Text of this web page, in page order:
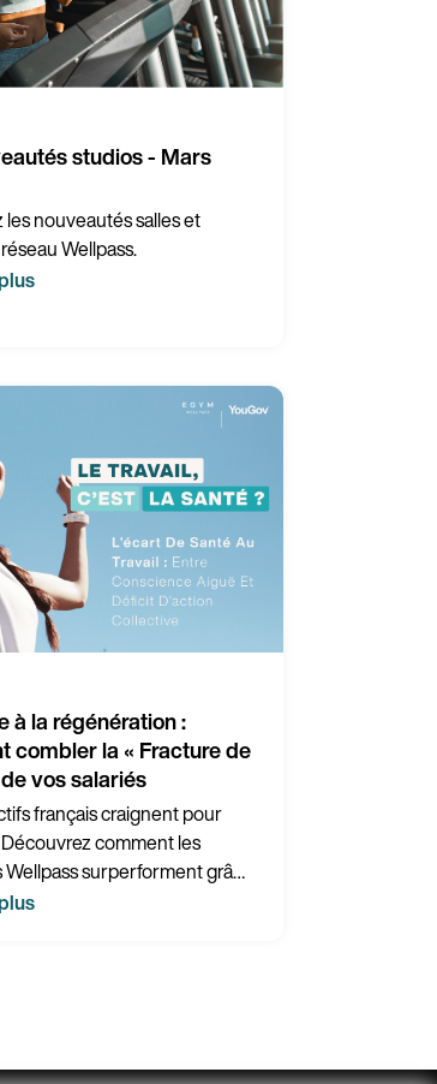
studios - Mars
nouveautés salles et
Wellpass.
à la régénération :
combler la « Fracture de
vos salariés
français craignent pour
comment les
surperforment grâce
: -13pts de fatigue
Français (Belgique)